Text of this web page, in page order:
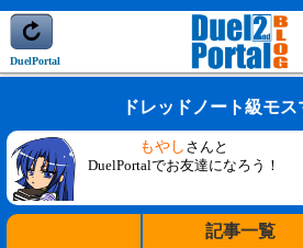
DuelPortal
ドレッドノート級モ
もやし さんと
DuelPortalでお友達になろう！
記事一覧